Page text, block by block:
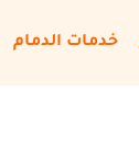
خدمات الدمام